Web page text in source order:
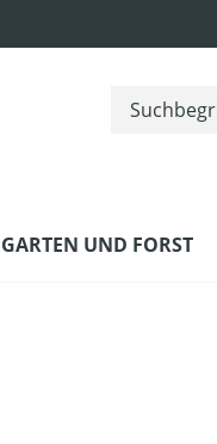
GARTEN UND FORST